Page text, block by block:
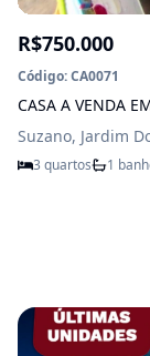
R$750.000
Código: CA0071
CASA A VENDA
Suzano, Jardim
3 quartos 1